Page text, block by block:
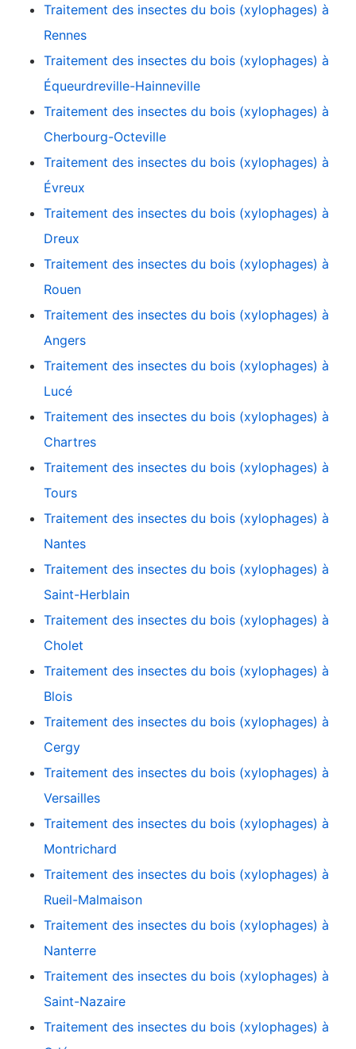
Traitement des insectes du bois (xylophages) à
Rennes
Traitement des insectes du bois (xylophages) à
Équeurdreville-Hainneville
Traitement des insectes du bois (xylophages) à
Cherbourg-Octeville
Traitement des insectes du bois (xylophages) à
Évreux
Traitement des insectes du bois (xylophages) à
Dreux
Traitement des insectes du bois (xylophages) à
Rouen
Traitement des insectes du bois (xylophages) à
Angers
Traitement des insectes du bois (xylophages) à
Lucé
Traitement des insectes du bois (xylophages) à
Chartres
Traitement des insectes du bois (xylophages) à
Tours
Traitement des insectes du bois (xylophages) à
Nantes
Traitement des insectes du bois (xylophages) à
Saint-Herblain
Traitement des insectes du bois (xylophages) à
Cholet
Traitement des insectes du bois (xylophages) à
Blois
Traitement des insectes du bois (xylophages) à
Cergy
Traitement des insectes du bois (xylophages) à
Versailles
Traitement des insectes du bois (xylophages) à
Montrichard
Traitement des insectes du bois (xylophages) à
Rueil-Malmaison
Traitement des insectes du bois (xylophages) à
Nanterre
Traitement des insectes du bois (xylophages) à
Saint-Nazaire
Traitement des insectes du bois (xylophages) à